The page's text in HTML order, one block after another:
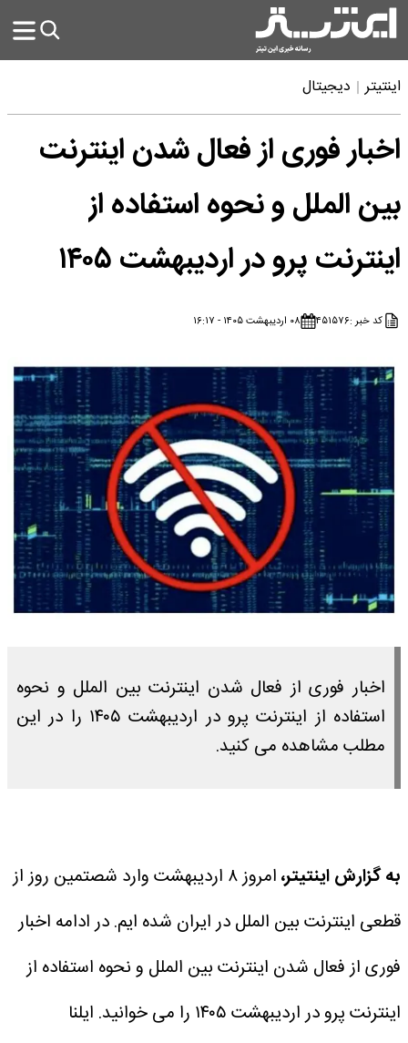
اینتیتر دیجیتال
اخبار فوری از فعال شدن اینترنت
بین الملل و نحوه استفاده از
اینترنت پرو در اردیبهشت ۱۴۰۵
کد خبر :۴۵۱۵۷۶ ۰۸ اردیبهشت ۱۴۰۵ - ۱۶:۱۷
اخبار فوری از فعال شدن اینترنت بین الملل و نحوه
استفاده از اینترنت پرو در اردیبهشت ۱۴۰۵ را در این
مطلب مشاهده می کنید.
به گزارش اینتیتر،
امروز ۸ اردیبهشت وارد شصتمین روز از
قطعی اینترنت بین الملل در ایران شده ایم. در ادامه اخبار
فوری از فعال شدن اینترنت بین الملل و نحوه استفاده از
اینترنت پرو در اردیبهشت ۱۴۰۵ را می خوانید.
ایلنا